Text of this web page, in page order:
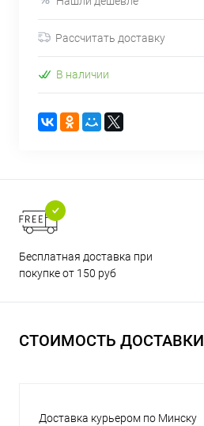
Рассчитать доставку
В наличии
Бесплатная доставка при
покупке от 150 руб
СТОИМОСТЬ ДОСТАВКИ
Доставка курьером по Минску